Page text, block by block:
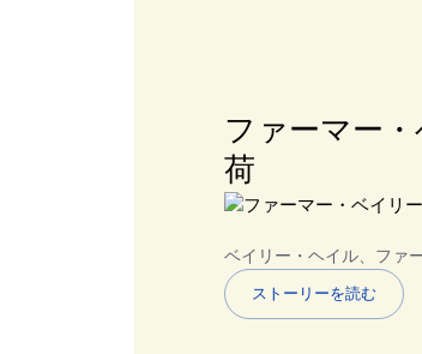
ファーマー
荷
ベイリー・ヘイル、ファ
ストーリーを読む